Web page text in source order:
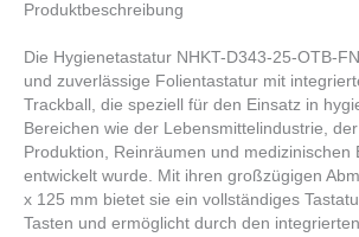
Produktbeschreibung
Die Hygienetastatur NHKT-D343-25-OTB-
und zuverlässige Folientastatur mit
Trackball, die speziell für den Einsatz in
Bereichen wie der Lebensmittelindustrie,
Produktion, Reinräumen und medizinischen
entwickelt wurde. Mit ihren großzügigen
x 125 mm bietet sie ein vollständiges
Tasten und ermöglicht durch den